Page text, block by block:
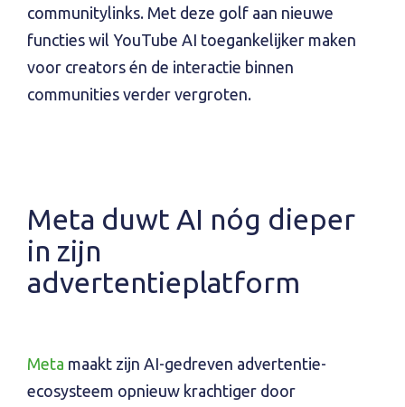
communitylinks. Met deze golf aan nieuwe
functies wil YouTube AI toegankelijker maken
voor creators én de interactie binnen
communities verder vergroten.
Meta duwt AI nóg dieper
in zijn
advertentieplatform
Meta maakt zijn AI-gedreven advertentie-
ecosysteem opnieuw krachtiger door